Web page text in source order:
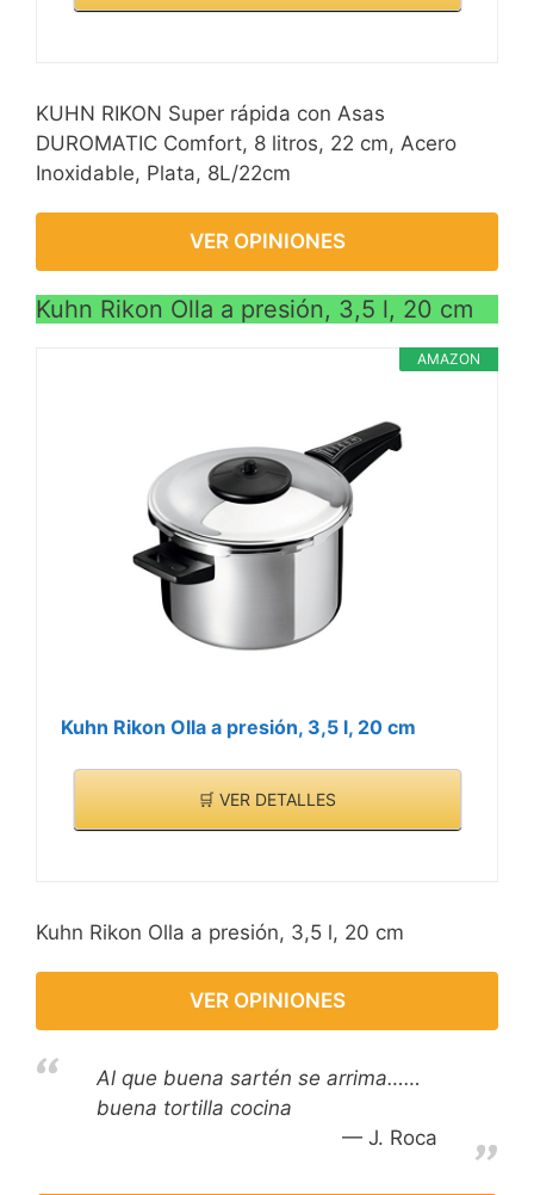
KUHN RIKON Super rápida con Asas
DUROMATIC Comfort, 8 litros, 22 cm, Acero
Inoxidable, Plata, 8L/22cm
VER OPINIONES
Kuhn Rikon Olla a presión, 3,5 l, 20 cm
AMAZON
Kuhn Rikon Olla a presión, 3,5 l, 20 cm
🛒 VER DETALLES
Kuhn Rikon Olla a presión, 3,5 l, 20 cm
VER OPINIONES
Al que buena sartén se arrima……
buena tortilla cocina
J. Roca